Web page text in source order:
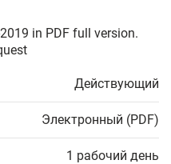
in PDF full version.
Действующий
Электронный (PDF)
1 рабочий день